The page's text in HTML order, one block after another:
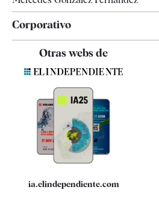
Corporativo
Contacto
Quiénes somos
Especificaciones
Otras webs de
ia.elindependiente.com